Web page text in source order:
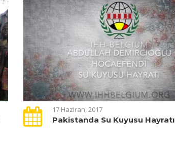
17 Haziran, 2017
Pakistanda Su Kuyusu Hayratı